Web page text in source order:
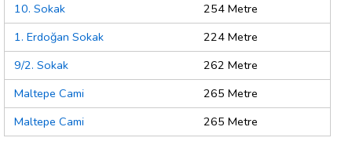
10. Sokak
254 Metre
1. Erdoğan Sokak
224 Metre
9/2. Sokak
262 Metre
Maltepe Cami
265 Metre
Maltepe Cami
265 Metre